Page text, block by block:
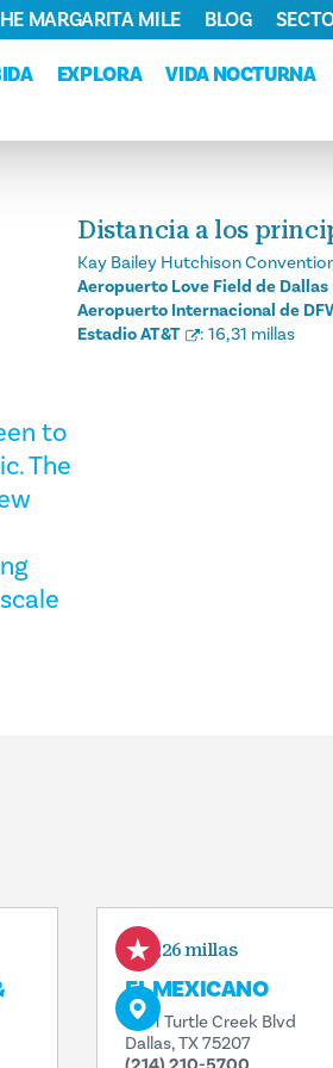
EXPLORA VIDA NOCTURNA
MARGARITA MILE BLOG
to
The
Distancia a los
Kay Bailey Hutchison
Aeropuerto Love Field de Dallas
Aeropuerto Internacional de
Estadio AT&T
: 16,31 millas
0,26 millas
EL MEXICANO
1401 Turtle Creek Blvd
Dallas, TX 75207